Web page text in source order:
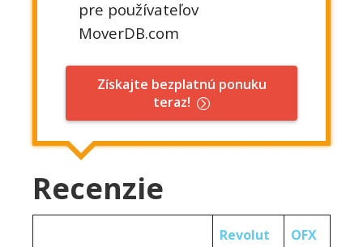
pre používateľov
MoverDB.com
Získajte bezplatnú ponuku
teraz!
Recenzie
Revolut OFX